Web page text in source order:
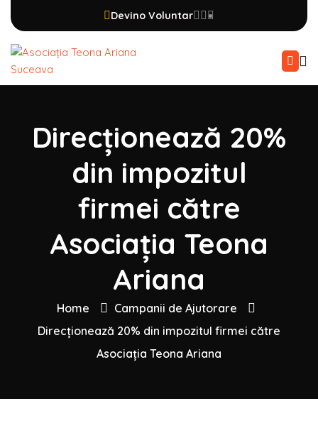
Devino Voluntar
Direcționează 20%
din impozitul
firmei către
Asociația Teona
Ariana
Home
Campanii de Ajutorare
Direcționează 20% din impozitul firmei către
Asociația Teona Ariana